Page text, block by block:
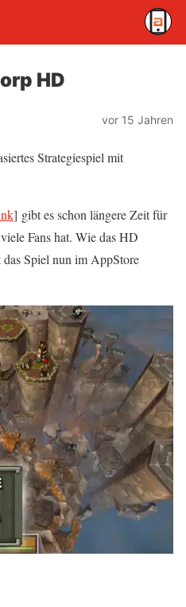
HD
vor 15 Jahren
Strategiespiel mit
] gibt es schon längere Zeit für
Fans hat. Wie das HD
Spiel nun im AppStore